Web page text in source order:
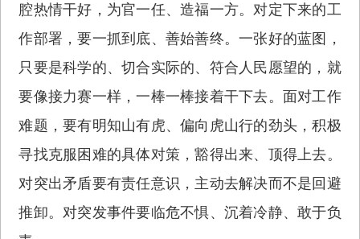
腔热情干好，为官一任、造福一方。对定下来的工
作部署，要一抓到底、善始善终。一张好的蓝图，
只要是科学的、切合实际的、符合人民愿望的，就
要像接力赛一样，一棒一棒接着干下去。面对工作
难题，要有明知山有虎、偏向虎山行的劲头，积极
寻找克服困难的具体对策，豁得出来、顶得上去。
对突出矛盾要有责任意识，主动去解决而不是回避
推卸。对突发事件要临危不惧、沉着冷静、敢于负